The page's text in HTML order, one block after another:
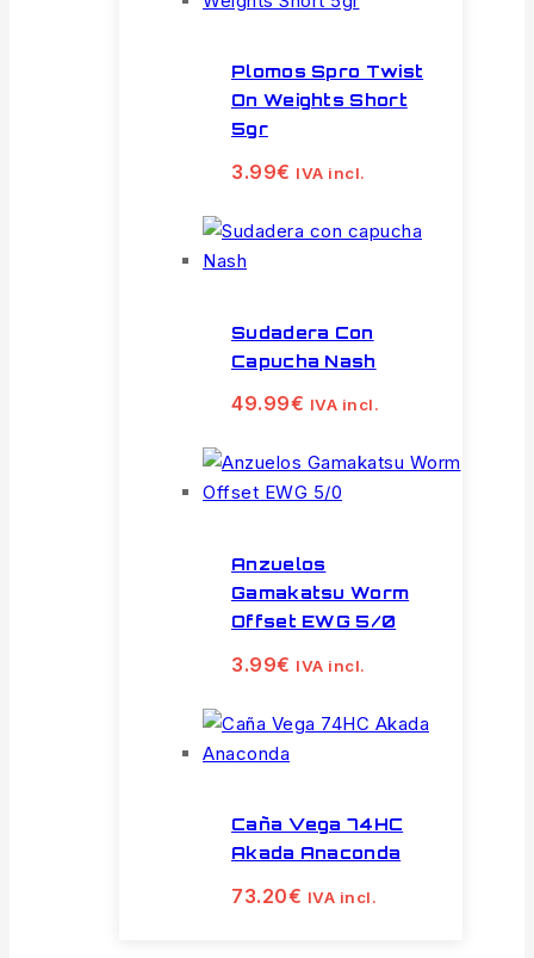
Plomos Spro Twist
On Weights Short
5gr
3.99€ IVA incl.
Sudadera Con
Capucha Nash
49.99€ IVA incl.
Anzuelos
Gamakatsu Worm
Offset EWG 5/0
3.99€ IVA incl.
Caña Vega 74HC
Akada Anaconda
73.20€ IVA incl.